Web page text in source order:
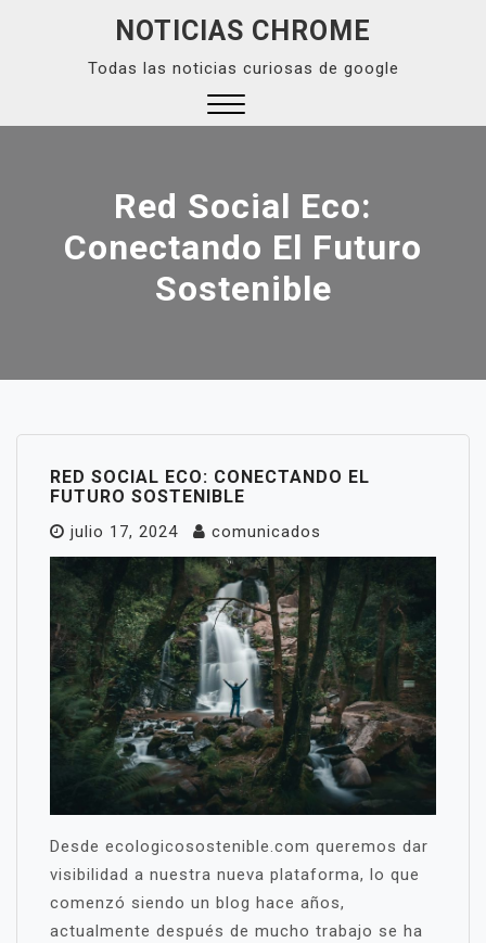
NOTICIAS CHROME
Todas las noticias curiosas de google
Red Social Eco:
Conectando El Futuro
Sostenible
RED SOCIAL ECO: CONECTANDO EL
FUTURO SOSTENIBLE
julio 17, 2024 comunicados
Desde ecologicosostenible.com queremos dar
visibilidad a nuestra nueva plataforma, lo que
comenzó siendo un blog hace años,
actualmente después de mucho trabajo se ha